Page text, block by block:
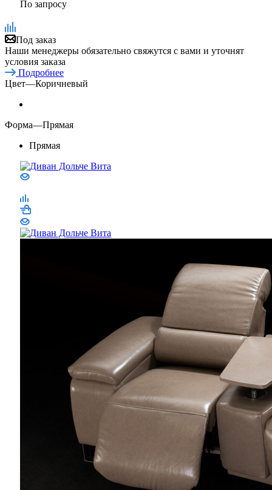
По запросу
Под заказ
Наши менеджеры обязательно свяжутся с вами и уточнят
условия заказа
Подробнее
Цвет—Коричневый
Форма—Прямая
Прямая